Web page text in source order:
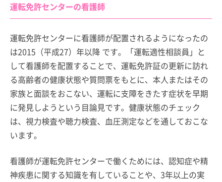
運転免許センターの看護師
運転免許センターに看護師が配置されるようになったの
は2015（平成27）年以降 です。「運転適性相談員」と
して看護師を配置することで、運転免許証の更新に訪れ
る高齢者の健康状態や質問票をもとに、本人またはその
家族と面談をおこない、運転に支障をきたす症状を早期
に発見しようという目論見です。健康状態のチェック
は、視力検査や聴力検査、血圧測定などを通しておこな
います。
看護師が運転免許センターで働くためには、認知症や精
神疾患に関する知識を有していることや、3年以上の実